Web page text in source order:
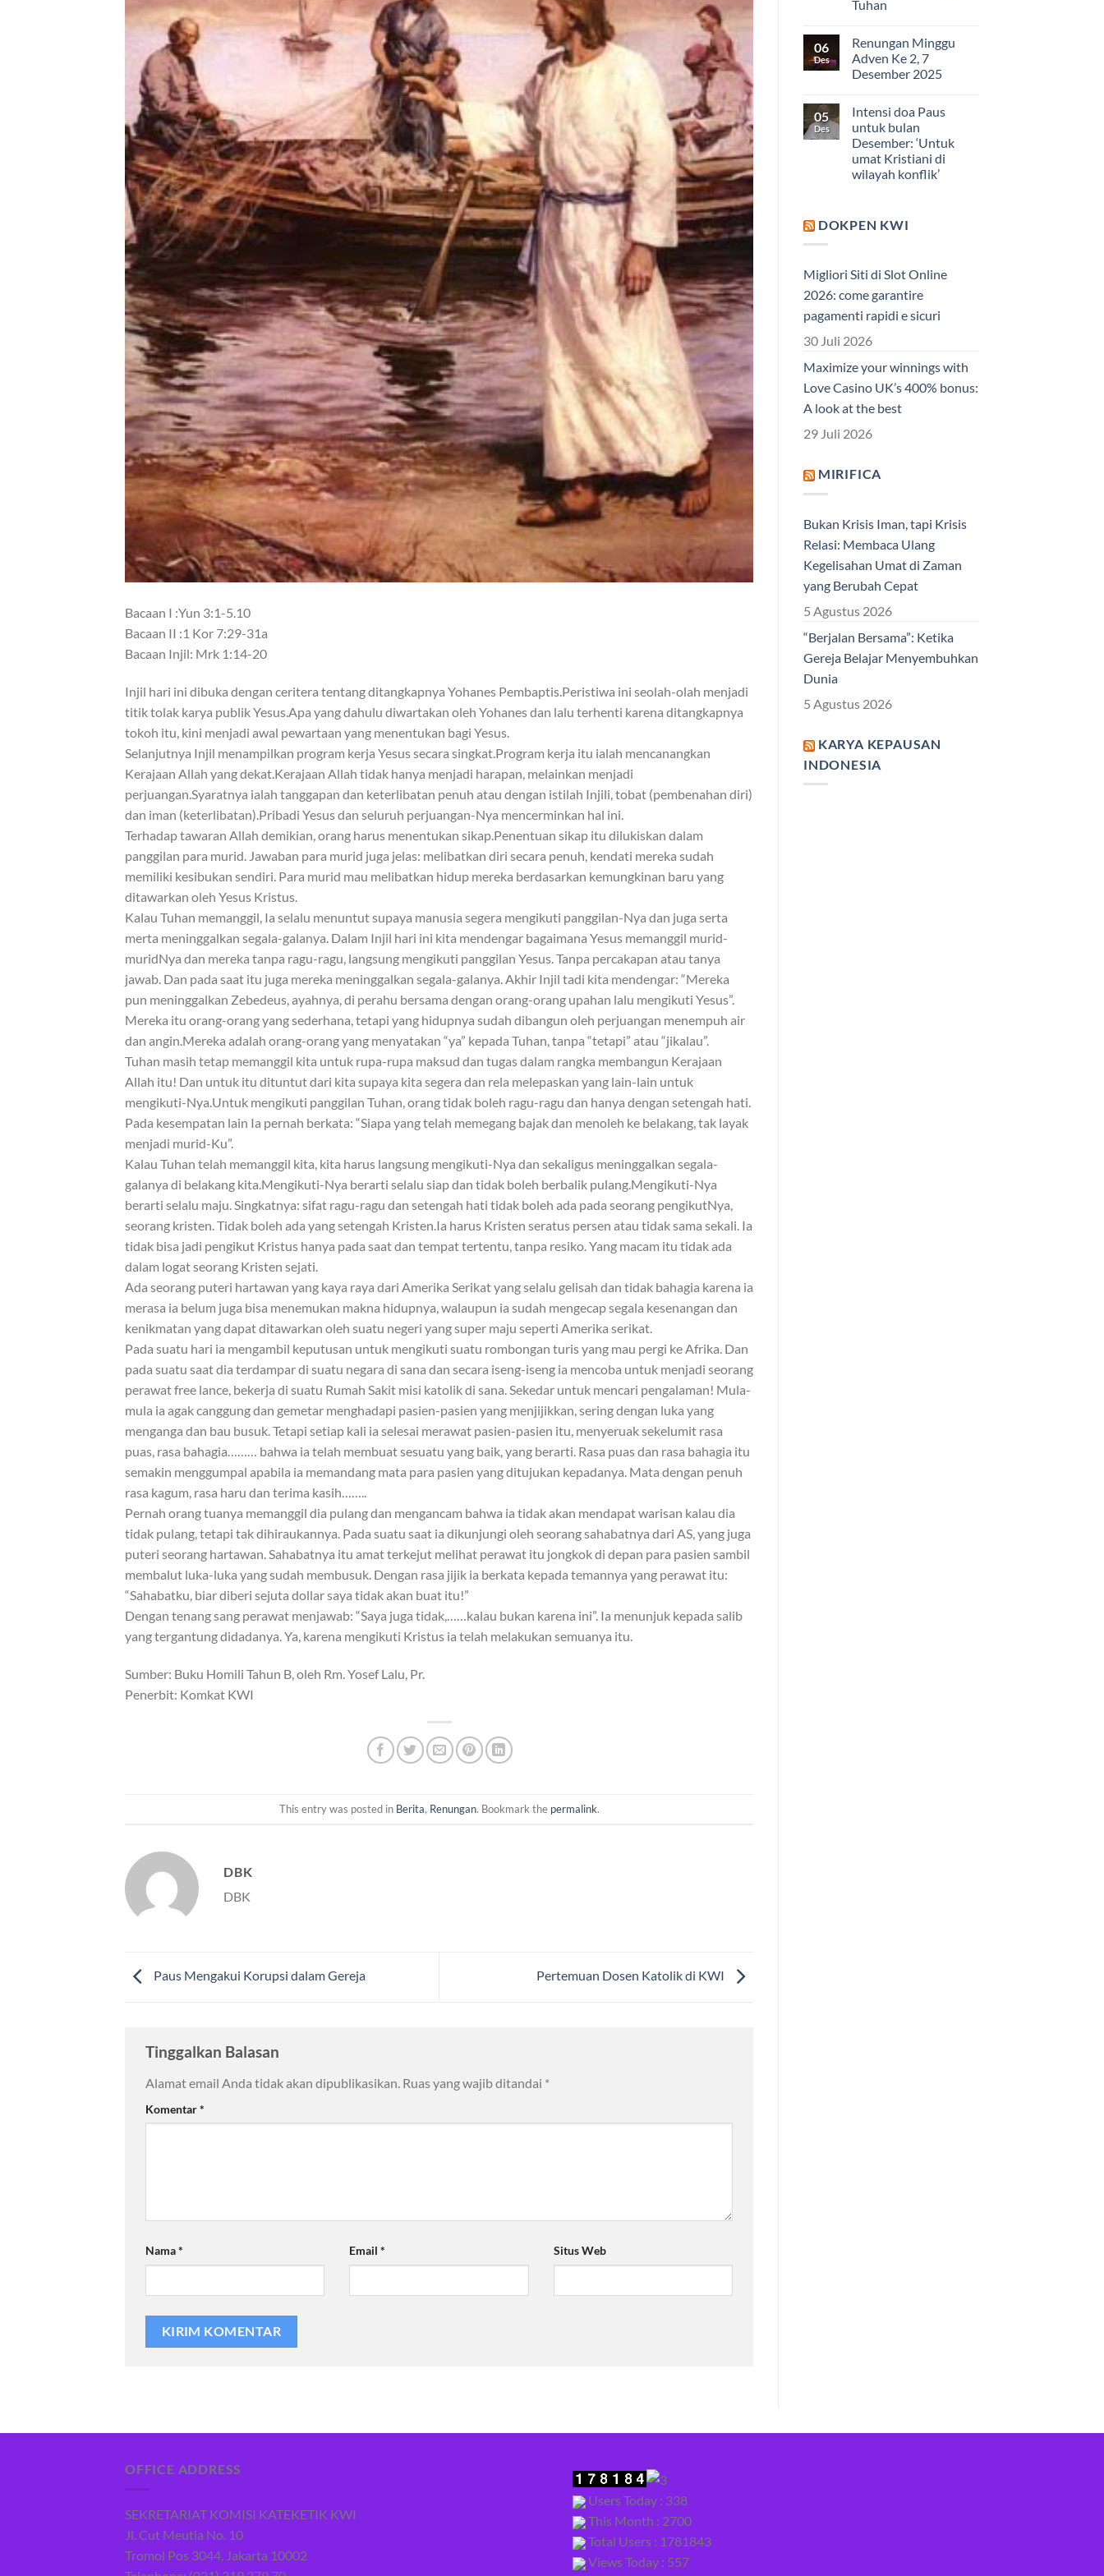
Bacaan I :Yun 3:1-5.10
Bacaan II :1 Kor 7:29-31a
Bacaan Injil: Mrk 1:14-20
Injil hari ini dibuka dengan ceritera tentang ditangkapnya Yohanes Pembaptis.Peristiwa ini seolah-olah menjadi
titik tolak karya publik Yesus.Apa yang dahulu diwartakan oleh Yohanes dan lalu terhenti karena ditangkapnya
tokoh itu, kini menjadi awal pewartaan yang menentukan bagi Yesus.
Selanjutnya Injil menampilkan program kerja Yesus secara singkat.Program kerja itu ialah mencanangkan
Kerajaan Allah yang dekat.Kerajaan Allah tidak hanya menjadi harapan, melainkan menjadi
perjuangan.Syaratnya ialah tanggapan dan keterlibatan penuh atau dengan istilah Injili, tobat (pembenahan diri)
dan iman (keterlibatan).Pribadi Yesus dan seluruh perjuangan-Nya mencerminkan hal ini.
Terhadap tawaran Allah demikian, orang harus menentukan sikap.Penentuan sikap itu dilukiskan dalam
panggilan para murid. Jawaban para murid juga jelas: melibatkan diri secara penuh, kendati mereka sudah
memiliki kesibukan sendiri. Para murid mau melibatkan hidup mereka berdasarkan kemungkinan baru yang
ditawarkan oleh Yesus Kristus.
Kalau Tuhan memanggil, Ia selalu menuntut supaya manusia segera mengikuti panggilan-Nya dan juga serta
merta meninggalkan segala-galanya. Dalam Injil hari ini kita mendengar bagaimana Yesus memanggil murid-
muridNya dan mereka tanpa ragu-ragu, langsung mengikuti panggilan Yesus. Tanpa percakapan atau tanya
jawab. Dan pada saat itu juga mereka meninggalkan segala-galanya. Akhir Injil tadi kita mendengar: “Mereka
pun meninggalkan Zebedeus, ayahnya, di perahu bersama dengan orang-orang upahan lalu mengikuti Yesus”.
Mereka itu orang-orang yang sederhana, tetapi yang hidupnya sudah dibangun oleh perjuangan menempuh air
dan angin.Mereka adalah orang-orang yang menyatakan “ya” kepada Tuhan, tanpa “tetapi” atau “jikalau”.
Tuhan masih tetap memanggil kita untuk rupa-rupa maksud dan tugas dalam rangka membangun Kerajaan
Allah itu! Dan untuk itu dituntut dari kita supaya kita segera dan rela melepaskan yang lain-lain untuk
mengikuti-Nya.Untuk mengikuti panggilan Tuhan, orang tidak boleh ragu-ragu dan hanya dengan setengah hati.
Pada kesempatan lain Ia pernah berkata: “Siapa yang telah memegang bajak dan menoleh ke belakang, tak layak
menjadi murid-Ku”.
Kalau Tuhan telah memanggil kita, kita harus langsung mengikuti-Nya dan sekaligus meninggalkan segala-
galanya di belakang kita.Mengikuti-Nya berarti selalu siap dan tidak boleh berbalik pulang.Mengikuti-Nya
berarti selalu maju. Singkatnya: sifat ragu-ragu dan setengah hati tidak boleh ada pada seorang pengikutNya,
seorang kristen. Tidak boleh ada yang setengah Kristen.Ia harus Kristen seratus persen atau tidak sama sekali. Ia
tidak bisa jadi pengikut Kristus hanya pada saat dan tempat tertentu, tanpa resiko. Yang macam itu tidak ada
dalam logat seorang Kristen sejati.
Ada seorang puteri hartawan yang kaya raya dari Amerika Serikat yang selalu gelisah dan tidak bahagia karena ia
merasa ia belum juga bisa menemukan makna hidupnya, walaupun ia sudah mengecap segala kesenangan dan
kenikmatan yang dapat ditawarkan oleh suatu negeri yang super maju seperti Amerika serikat.
Pada suatu hari ia mengambil keputusan untuk mengikuti suatu rombongan turis yang mau pergi ke Afrika. Dan
pada suatu saat dia terdampar di suatu negara di sana dan secara iseng-iseng ia mencoba untuk menjadi seorang
perawat free lance, bekerja di suatu Rumah Sakit misi katolik di sana. Sekedar untuk mencari pengalaman! Mula-
mula ia agak canggung dan gemetar menghadapi pasien-pasien yang menjijikkan, sering dengan luka yang
menganga dan bau busuk. Tetapi setiap kali ia selesai merawat pasien-pasien itu, menyeruak sekelumit rasa
puas, rasa bahagia……… bahwa ia telah membuat sesuatu yang baik, yang berarti. Rasa puas dan rasa bahagia itu
semakin menggumpal apabila ia memandang mata para pasien yang ditujukan kepadanya. Mata dengan penuh
rasa kagum, rasa haru dan terima kasih……..
Pernah orang tuanya memanggil dia pulang dan mengancam bahwa ia tidak akan mendapat warisan kalau dia
tidak pulang, tetapi tak dihiraukannya. Pada suatu saat ia dikunjungi oleh seorang sahabatnya dari AS, yang juga
puteri seorang hartawan. Sahabatnya itu amat terkejut melihat perawat itu jongkok di depan para pasien sambil
membalut luka-luka yang sudah membusuk. Dengan rasa jijik ia berkata kepada temannya yang perawat itu:
“Sahabatku, biar diberi sejuta dollar saya tidak akan buat itu!”
Dengan tenang sang perawat menjawab: “Saya juga tidak,……kalau bukan karena ini”. Ia menunjuk kepada salib
yang tergantung didadanya. Ya, karena mengikuti Kristus ia telah melakukan semuanya itu.
Sumber: Buku Homili Tahun B, oleh Rm. Yosef Lalu, Pr.
Penerbit: Komkat KWI
This entry was posted in Berita, Renungan. Bookmark the permalink.
DBK
DBK
Paus Mengakui Korupsi dalam Gereja Pertemuan Dosen Katolik di KWI
Tinggalkan Balasan
Alamat email Anda tidak akan dipublikasikan. Ruas yang wajib ditandai *
Komentar*
Nama* Email* Situs Web
Tuhan
06
Des
Renungan Minggu
Adven Ke 2, 7
Desember 2025
05
Des
Intensi doa Paus
untuk bulan
Desember: ‘Untuk
umat Kristiani di
wilayah konflik’
DOKPEN KWI
Migliori Siti di Slot Online
2026: come garantire
pagamenti rapidi e sicuri
30 Juli 2026
Maximize your winnings with
Love Casino UK’s 400% bonus:
A look at the best
29 Juli 2026
MIRIFICA
Bukan Krisis Iman, tapi Krisis
Relasi: Membaca Ulang
Kegelisahan Umat di Zaman
yang Berubah Cepat
5 Agustus 2026
“Berjalan Bersama”: Ketika
Gereja Belajar Menyembuhkan
Dunia
5 Agustus 2026
KARYA KEPAUSAN
INDONESIA
OFFICE ADDRESS
SEKRETARIAT KOMISI KATEKETIK KWI
Jl. Cut Meutia No. 10
Tromol Pos 3044, Jakarta 10002
Users Today : 338
This Month : 2700
Total Users : 1781843
Views Today : 557